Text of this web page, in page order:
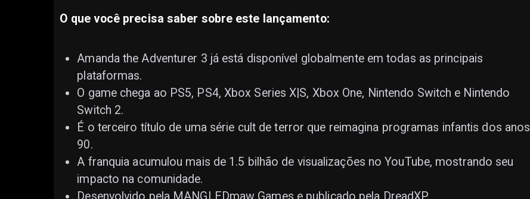
O que você precisa saber sobre este lançamento:
Amanda the Adventurer 3 já está disponível globalmente em todas as principais
plataformas.
O game chega ao PS5, PS4, Xbox Series X|S, Xbox One, Nintendo Switch e Nintendo
Switch 2.
É o terceiro título de uma série cult de terror que reimagina programas infantis dos anos
90.
A franquia acumulou mais de 1.5 bilhão de visualizações no YouTube, mostrando seu
impacto na comunidade.
Desenvolvido pela MANGLEDmaw Games e publicado pela DreadXP.